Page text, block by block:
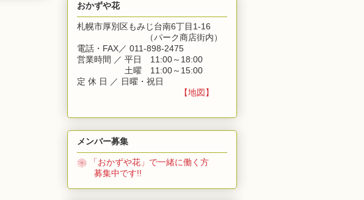
おかずや花
札幌市厚別区もみじ台南6丁目1-16
（パーク商店街内）
電話・FAX／ 011-898-2475
営業時間 ／ 平日 11:00～18:00
土曜 11:00～15:00
定 休 日 ／ 日曜・祝日
【地図】
メンバー募集
❀ 「おかずや花」 で一緒に働く方
募集中です!!